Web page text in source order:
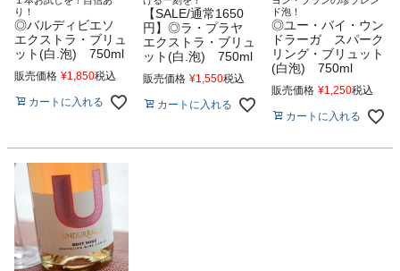
り！
◎バルディビエソ
エクストラ・ブリュ
ット(白.泡) 750ml
販売価格 ¥1,850税込
カートに入れる
【SALE/通常1650
円】◎ラ・プラヤ
エクストラ・ブリュ
ット(白.泡) 750ml
販売価格 ¥1,550税込
カートに入れる
ド泡！
◎ユー・バイ・ウン
ドラーガ スパーク
リング・ブリュット
(白泡) 750ml
販売価格 ¥1,250税込
カートに入れる